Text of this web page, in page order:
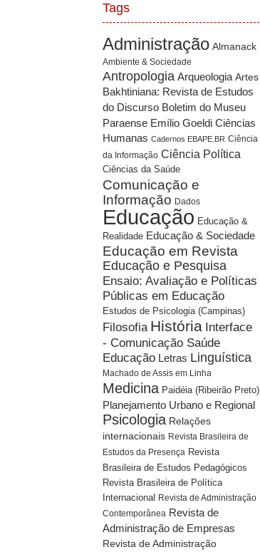
Tags
Administração Almanack
Ambiente & Sociedade
Antropologia Arqueologia Artes
Bakhtiniana: Revista de Estudos
do Discurso Boletim do Museu
Paraense Emílio Goeldi Ciências
Humanas Cadernos EBAPE.BR Ciência
da Informação Ciência Política
Ciências da Saúde
Comunicação e
Informação Dados
Educação Educação &
Realidade Educação & Sociedade
Educação em Revista
Educação e Pesquisa
Ensaio: Avaliação e Políticas
Públicas em Educação
Estudos de Psicologia (Campinas)
Filosofia História Interface
- Comunicação Saúde
Educação Letras Linguística
Machado de Assis em Linha
Medicina Paidéia (Ribeirão Preto)
Planejamento Urbano e Regional
Psicologia Relações
internacionais Revista Brasileira de
Estudos da Presença Revista
Brasileira de Estudos Pedagógicos
Revista Brasileira de Política
Internacional Revista de Administração
Contemporânea Revista de
Administração de Empresas
Revista de Administração